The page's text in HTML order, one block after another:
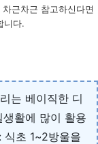
근차근 참고하신다면
니다.
는 베이직한 디
활에 많이 활용
초 1~2방울을